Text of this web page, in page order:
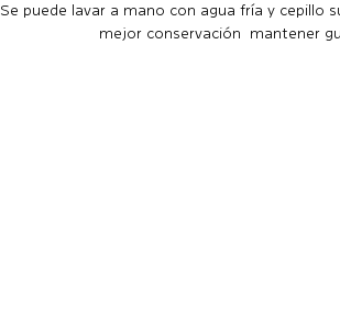
Se puede lavar a mano con agua fría y cepillo
mejor conservación mantener